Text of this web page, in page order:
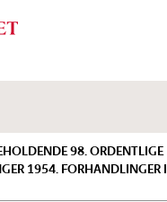
98. ORDENTLIGE
1954. FORHANDLINGER I